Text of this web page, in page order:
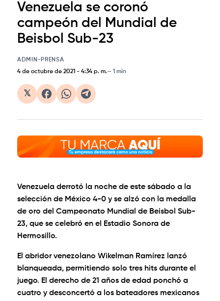
Venezuela se coronó
campeón del Mundial de
Beisbol Sub-23
ADMIN-PRENSA
4 de octubre de 2021 - 4:34 p. m. 1 min
𝕏
Venezuela derrotó la noche de este sábado a la
selección de México 4-0 y se alzó con la medalla
de oro del Campeonato Mundial de Beisbol Sub-
23, que se celebró en el Estadio Sonora de
Hermosillo.
El abridor venezolano Wikelman Ramírez lanzó
blanqueada, permitiendo solo tres hits durante el
juego. El derecho de 21 años de edad ponchó a
cuatro y desconcertó a los bateadores mexicanos